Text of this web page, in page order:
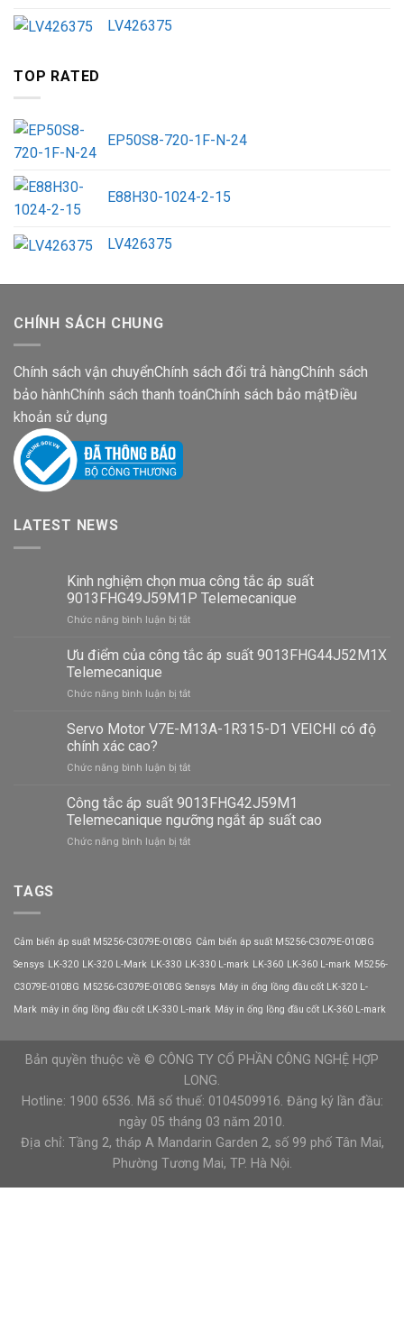
LV426375
TOP RATED
EP50S8-720-1F-N-24
E88H30-1024-2-15
LV426375
CHÍNH SÁCH CHUNG
Chính sách vận chuyểnChính sách đổi trả hàngChính sách
bảo hànhChính sách thanh toánChính sách bảo mậtĐiều
khoản sử dụng
LATEST NEWS
Kinh nghiệm chọn mua công tắc áp suất
9013FHG49J59M1P Telemecanique
Chức năng bình luận bị tắtở
nghiệm
công
áp
Telemecanique
Ưu điểm của công tắc áp suất 9013FHG44J52M1X
Telemecanique
Chức năng bình luận bị tắtở
điểm
tắc
suất
9013FHG44J52M1X
Telemecanique
Servo Motor V7E-M13A-1R315-D1 VEICHI có độ
chính xác cao?
Chức năng bình luận bị tắtở
Motor
V7E-
M13A-
1R315-
xác
Công tắc áp suất 9013FHG42J59M1
Telemecanique ngưỡng ngắt áp suất cao
Chức năng bình luận bị tắtở
ngưỡng
ngắt
suất
cao
TAGS
Cảm biến áp suất M5256-C3079E-010BG Cảm biến áp suất M5256-C3079E-010BG
Sensys LK-320 LK-320 L-Mark LK-330 LK-330 L-mark LK-360 LK-360 L-mark M5256-
C3079E-010BG M5256-C3079E-010BG Sensys Máy in ống lồng đầu cốt LK-320 L-
Mark máy in ống lồng đầu cốt LK-330 L-mark Máy in ống lồng đầu cốt LK-360 L-mark
Bản quyền thuộc về © CÔNG TY CỔ PHẦN CÔNG NGHỆ HỢP
LONG.
Hotline: 1900 6536. Mã số thuế: 0104509916. Đăng ký lần đầu:
ngày 05 tháng 03 năm 2010.
Địa chỉ: Tầng 2, tháp A Mandarin Garden 2, số 99 phố Tân Mai,
Phường Tương Mai, TP. Hà Nội.